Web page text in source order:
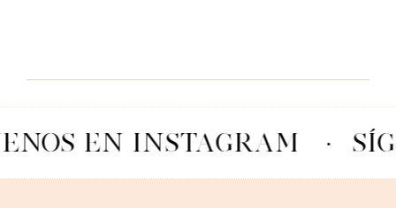
EN INSTAGRAM ·